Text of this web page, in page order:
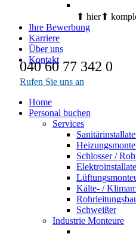
⬆︎ hier⬆︎
Ihre Bewerbung
Karriere
Über uns
Kontakt
040 60 77 342 0
Rufen Sie uns an
Home
Personal buchen
Services
Schlosser /
Kälte- /
Schweißer
Industrie Monteure